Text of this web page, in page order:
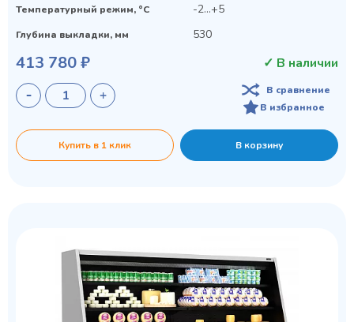
Температурный режим, °C -2...+5
Глубина выкладки, мм 530
413 780 ₽ ✓ В наличии
В сравнение
В избранное
Купить в 1 клик В корзину